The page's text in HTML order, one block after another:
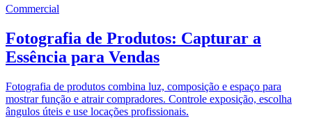
Commercial
Fotografia de Produtos: Capturar a
Essência para Vendas
Fotografia de produtos combina luz, composição e espaço para
mostrar função e atrair compradores. Controle exposição, escolha
ângulos úteis e use locações profissionais.